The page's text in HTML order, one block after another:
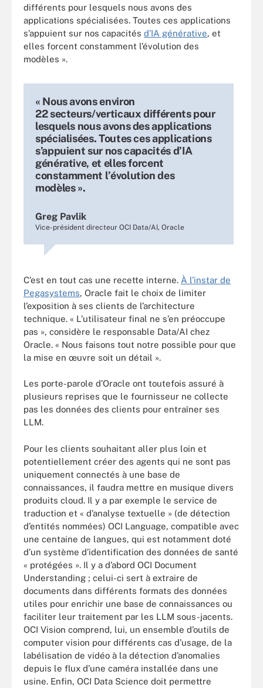
différents pour lesquels nous avons des
applications spécialisées. Toutes ces applications
s’appuient sur nos capacités d’IA générative, et
elles forcent constamment l’évolution des
modèles ».
« Nous avons environ
22 secteurs/verticaux différents pour
lesquels nous avons des applications
spécialisées. Toutes ces applications
s’appuient sur nos capacités d’IA
générative, et elles forcent
constamment l’évolution des
modèles ».
Greg Pavlik
Vice-président directeur OCI Data/AI, Oracle
C’est en tout cas une recette interne. À l’instar de
Pegasystems, Oracle fait le choix de limiter
l’exposition à ses clients de l’architecture
technique. « L’utilisateur final ne s’en préoccupe
pas », considère le responsable Data/AI chez
Oracle. « Nous faisons tout notre possible pour que
la mise en œuvre soit un détail ».
Les porte-parole d’Oracle ont toutefois assuré à
plusieurs reprises que le fournisseur ne collecte
pas les données des clients pour entraîner ses
LLM.
Pour les clients souhaitant aller plus loin et
potentiellement créer des agents qui ne sont pas
uniquement connectés à une base de
connaissances, il faudra mettre en musique divers
produits cloud. Il y a par exemple le service de
traduction et « d’analyse textuelle » (de détection
d’entités nommées) OCI Language, compatible avec
une centaine de langues, qui est notamment doté
d’un système d’identification des données de santé
« protégées ». Il y a d’abord OCI Document
Understanding ; celui-ci sert à extraire de
documents dans différents formats des données
utiles pour enrichir une base de connaissances ou
faciliter leur traitement par les LLM sous-jacents.
OCI Vision comprend, lui, un ensemble d’outils de
computer vision pour différents cas d’usage, de la
labélisation de vidéo à la détection d’anomalies
depuis le flux d’une caméra installée dans une
usine. Enfin, OCI Data Science doit permettre